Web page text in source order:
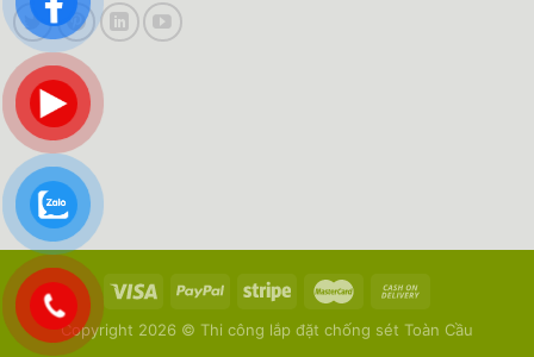
Copyright 2026 © Thi công lắp đặt chống sét Toàn Cầu